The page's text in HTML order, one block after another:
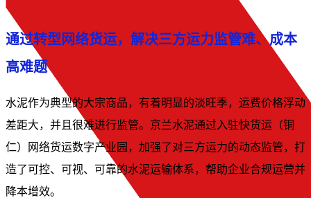
通过转型网络货运，解决三方运力监管难、成本
高难题
水泥作为典型的大宗商品，有着明显的淡旺季，运费价格浮动
差距大，并且很难进行监管。京兰水泥通过入驻快货运（铜
仁）网络货运数字产业园，加强了对三方运力的动态监管，打
造了可控、可视、可靠的水泥运输体系，帮助企业合规运营并
降本增效。